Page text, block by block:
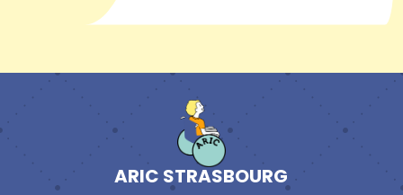
ARIC STRASBOURG